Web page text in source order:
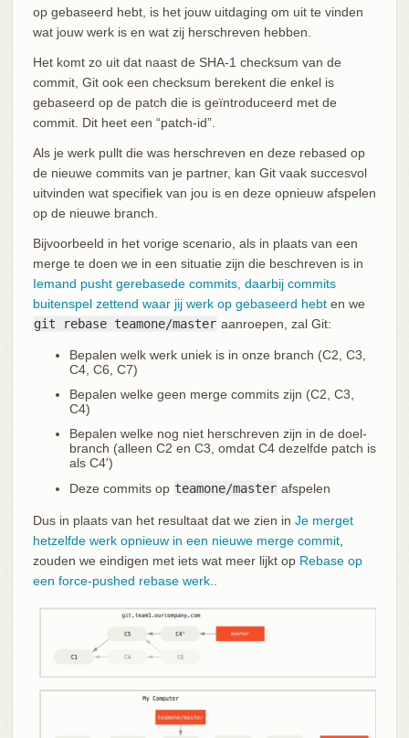
op gebaseerd hebt, is het jouw uitdaging om uit te vinden
wat jouw werk is en wat zij herschreven hebben.
Het komt zo uit dat naast de SHA-1 checksum van de
commit, Git ook een checksum berekent die enkel is
gebaseerd op de patch die is geïntroduceerd met de
commit. Dit heet een “patch-id”.
Als je werk pullt die was herschreven en deze rebased op
de nieuwe commits van je partner, kan Git vaak succesvol
uitvinden wat specifiek van jou is en deze opnieuw afspelen
op de nieuwe branch.
Bijvoorbeeld in het vorige scenario, als in plaats van een
merge te doen we in een situatie zijn die beschreven is in
Iemand pusht gerebasede commits, daarbij commits
buitenspel zettend waar jij werk op gebaseerd hebten we
git rebase teamone/master aanroepen, zal Git:
Bepalen welk werk uniek is in onze branch (C2, C3,
C4, C6, C7)
Bepalen welke geen merge commits zijn (C2, C3,
C4)
Bepalen welke nog niet herschreven zijn in de doel-
branch (alleen C2 en C3, omdat C4 dezelfde patch is
als C4')
Deze commits op teamone/master afspelen
Dus in plaats van het resultaat dat we zien in Je merget
hetzelfde werk opnieuw in een nieuwe merge commit,
zouden we eindigen met iets wat meer lijkt op Rebase op
een force-pushed rebase werk.